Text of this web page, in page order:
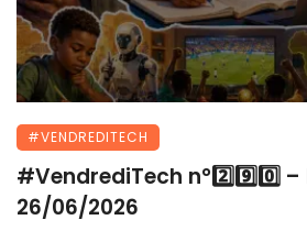
#VENDREDITECH
#VendrediTech n°2️⃣9️⃣0️⃣
26/06/2026